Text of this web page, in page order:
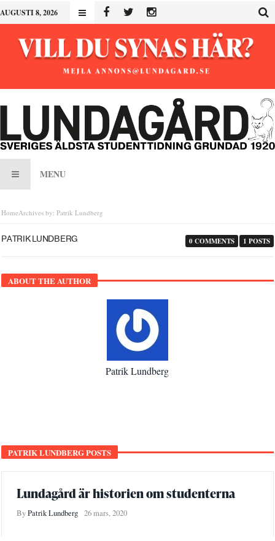
AUGUSTI 8, 2026
MENU
HomeArchives by: Patrik Lundberg
PATRIK LUNDBERG 1 POSTS
0 COMMENTS
ABOUT THE AUTHOR
Patrik Lundberg
PATRIK LUNDBERG POSTS
Lundagård är historien om studenterna
ByPatrik Lundberg 26 mars, 2020